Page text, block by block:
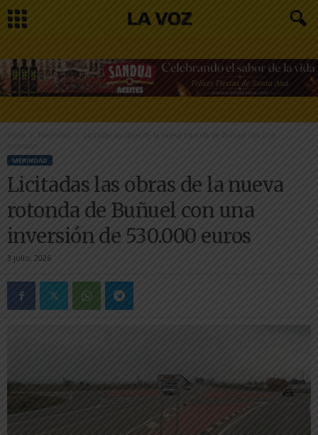
Inicio
Licitadas las obras de la nueva rotonda de Buñuel con una
inversión...
MERINDAD
Licitadas las obras de la nueva
rotonda de Buñuel con una
inversión de 530.000 euros
3 julio, 2026